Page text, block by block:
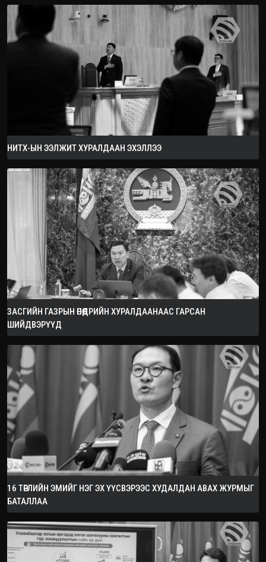
2026.08.08
НИТХ-ЫН ЭЭЛЖИТ ХУРАЛДААН ЭХЭЛЛЭЭ
ЗАСГИЙН ГАЗРЫН ӨНӨӨДРИЙН ХУРАЛДААНААС ГАРСАН
ШИЙДВЭРҮҮД
16 ТӨРЛИЙН ЭМИЙГ НЭГ ЭХ ҮҮСВЭРЭЭС ХУДАЛДАН АВАХ ЖУРМЫГ
БАТАЛЛАА